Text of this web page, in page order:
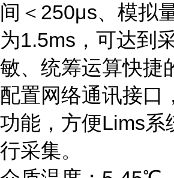
间＜250μs、模拟
为1.5ms，可达到
敏、统筹运算快捷
配置网络通讯接口
功能，方便Lims系
行采集。